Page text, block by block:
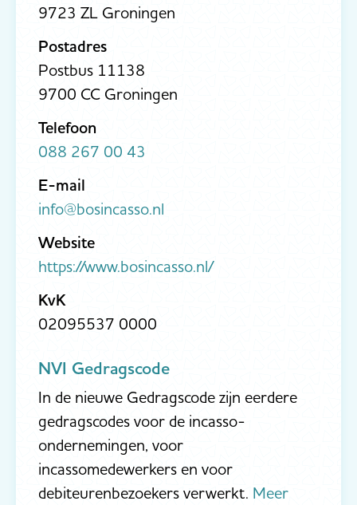
9723 ZL Groningen
Postadres
Postbus 11138
9700 CC Groningen
Telefoon
088 267 00 43
E-mail
info@bosincasso.nl
Website
https://www.bosincasso.nl/
KvK
02095537 0000
NVI Gedragscode
In de nieuwe Gedragscode zijn eerdere
gedragscodes voor de incasso-
ondernemingen, voor
incassomedewerkers en voor
debiteurenbezoekers verwerkt. Meer